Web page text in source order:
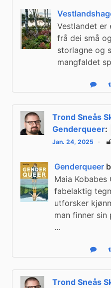
Vestlandet er
frå dei små
storlagne og
mangfaldet
Reply
Trond Sneås
Genderqueer:
Jan. 24, 2025
Genderqueer
Maia Kobabes
fabelaktig
utforsker
man finner sin
…
Reply
Trond Sneås